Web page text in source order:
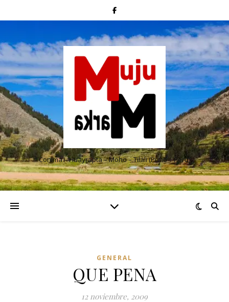
Conima – Huayrapta – Moho – Tilali (Puno – Perú)
GENERAL
QUE PENA
12 noviembre, 2009